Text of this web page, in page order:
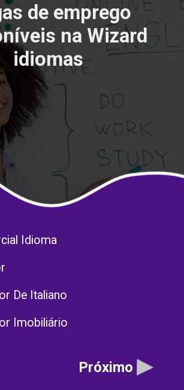
Idioma
De Italiano
Imobiliário
de emprego
na Wizard
idiomas
Próximo